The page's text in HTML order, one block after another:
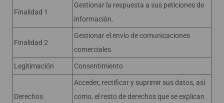
Finalidad 1
Gestionar la respuesta a sus peticiones de
información.
Finalidad 2
Gestionar el envío de comunicaciones
comerciales.
Legitimación Consentimiento
Derechos
Acceder, rectificar y suprimir sus datos, así
como, el resto de derechos que se explican